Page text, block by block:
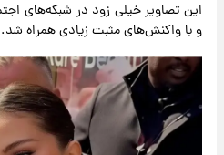
این تصاویر خیلی زود در شبکه‌های
و با واکنش‌های مثبت زیادی همراه شد.